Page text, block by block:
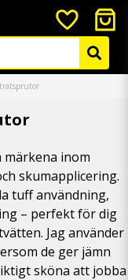
märkena inom
skumapplicering.
tuff användning,
– perfekt för dig
Jag använder
de ger jämn
sköna att jobba